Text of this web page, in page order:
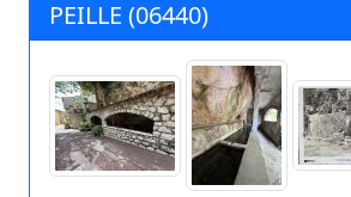
PEILLE (06440)